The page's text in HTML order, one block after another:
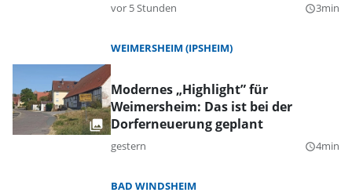
vor 5 Stunden query_builder3min
WEIMERSHEIM (IPSHEIM)
Modernes „Highlight” für
Weimersheim: Das ist bei der
Dorferneuerung geplant
gestern query_builder4min
BAD WINDSHEIM